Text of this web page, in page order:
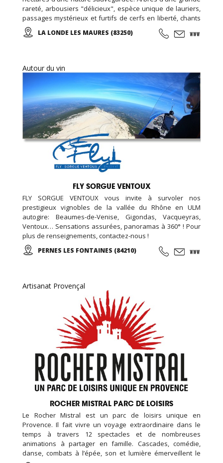
rareté, arbousiers "délicieux", espèce unique de lauriers,
passages mystérieux et furtifs de cerfs en liberté, chants
mêlés de cigales et d'oiseaux, parfums enivrants... De
belles balades en perspectives! Des vins rouges, rosés et
LA LONDE LES MAURES (83250)
Autour du vin
FLY SORGUE VENTOUX
FLY SORGUE VENTOUX vous invite à survoler nos
prestigieux vignobles de la vallée du Rhône en ULM
autogire: Beaumes-de-Venise, Gigondas, Vacqueyras,
Ventoux… Sensations assurées, panoramas à 360° ! Pour
plus de renseignements, contactez-nous !
PERNES LES FONTAINES (84210)
Artisanat Provençal
ROCHER MISTRAL PARC DE LOISIRS
Le Rocher Mistral est un parc de loisirs unique en
Provence. Il fait vivre un voyage extraordinaire dans le
temps à travers 12 spectacles et de nombreuses
animations à partager en famille. Cascades, comédie,
danse, combats à l’épée, son et lumière émerveillent le